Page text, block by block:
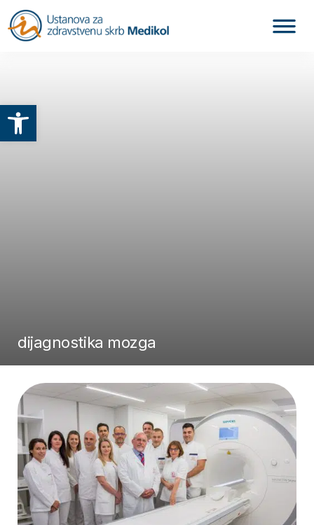
Otvori alatnu traku
dijagnostika mozga